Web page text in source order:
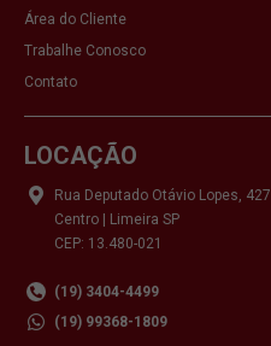
Área do Cliente
Trabalhe Conosco
Contato
LOCAÇÃO
Rua Deputado Otávio Lopes, 427
Centro | Limeira SP
CEP: 13.480-021
(19) 3404-4499
(19) 99368-1809